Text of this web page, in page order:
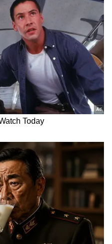
కోసం ఏసియానెట్ తెలుగు
గా ఎంచుకోండి